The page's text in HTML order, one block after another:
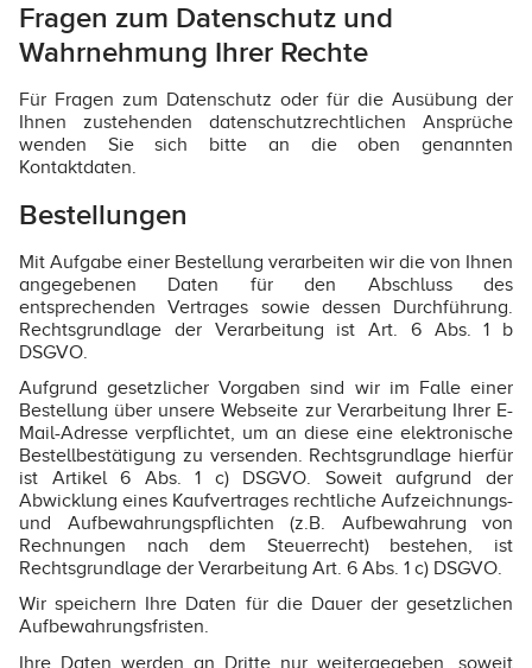
Fragen zum Datenschutz und
Wahrnehmung Ihrer Rechte
Für Fragen zum Datenschutz oder für die Ausübung der
Ihnen zustehenden datenschutzrechtlichen Ansprüche
wenden Sie sich bitte an die oben genannten
Kontaktdaten.
Bestellungen
Mit Aufgabe einer Bestellung verarbeiten wir die von Ihnen
angegebenen Daten für den Abschluss des
entsprechenden Vertrages sowie dessen Durchführung.
Rechtsgrundlage der Verarbeitung ist Art. 6 Abs. 1 b
DSGVO.
Aufgrund gesetzlicher Vorgaben sind wir im Falle einer
Bestellung über unsere Webseite zur Verarbeitung Ihrer E-
Mail-Adresse verpflichtet, um an diese eine elektronische
Bestellbestätigung zu versenden. Rechtsgrundlage hierfür
ist Artikel 6 Abs. 1 c) DSGVO. Soweit aufgrund der
Abwicklung eines Kaufvertrages rechtliche Aufzeichnungs-
und Aufbewahrungspflichten (z.B. Aufbewahrung von
Rechnungen nach dem Steuerrecht) bestehen, ist
Rechtsgrundlage der Verarbeitung Art. 6 Abs. 1 c) DSGVO.
Wir speichern Ihre Daten für die Dauer der gesetzlichen
Aufbewahrungsfristen.
Ihre Daten werden an Dritte nur weitergegeben, soweit